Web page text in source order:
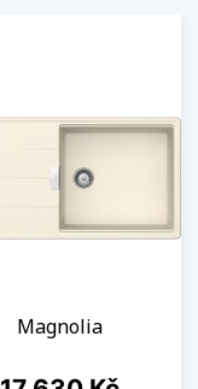
Magnolia
Cena